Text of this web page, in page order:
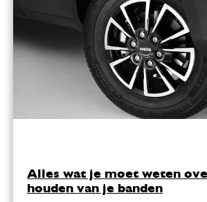
Alles wat je moet weten
houden van je banden